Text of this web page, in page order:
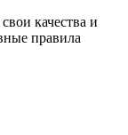
качества и
правила